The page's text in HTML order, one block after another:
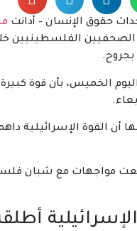
حقوق الإنسان – أدانت
الفلسطينيين
الخميس، بأن قوة
أن القوة الإسرائيلية
مواجهات مع شبان